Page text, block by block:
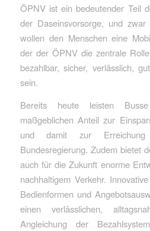
ÖPNV ist ein bedeutender Teil
der Daseinsvorsorge, und
wollen den Menschen eine
der der ÖPNV die zentrale
bezahlbar, sicher, verlässlich,
sein.
Bereits heute leisten
maßgeblichen Anteil zur
und damit zur
Bundesregierung. Zudem bietet
auch für die Zukunft enorme
nachhaltigem Verkehr.
Bedienformen und
einen verlässlichen,
Angleichung der